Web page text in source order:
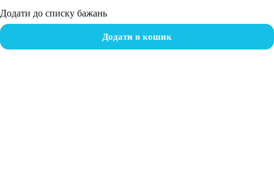
Додати до списку бажань
Додати в кошик